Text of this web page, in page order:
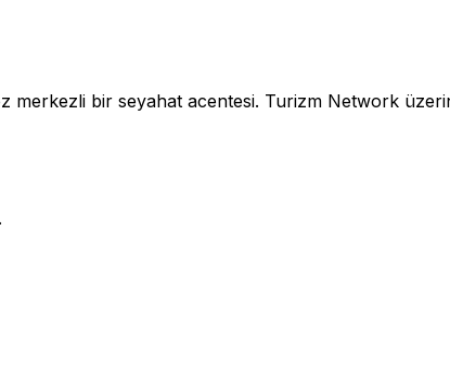
bir seyahat acentesi. Turizm Network